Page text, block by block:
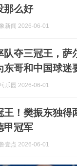
那么好
新闻 2026-06-01
队夺三冠王，萨
东哥和中国球迷
乐园 2026-06-01
王！樊振东独得
甲冠军
壹点 2026-06-01